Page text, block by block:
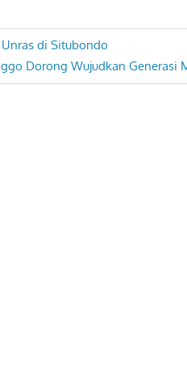
di Situbondo
Dorong Wujudkan Generasi